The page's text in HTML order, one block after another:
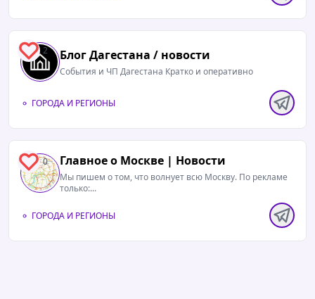
2 Блог Дагестана / новости
События и ЧП Дагестана Кратко и оперативно
ГОРОДА И РЕГИОНЫ
0 Главное о Москве | Новости
Мы пишем о том, что волнует всю Москву. По рекламе
только:...
ГОРОДА И РЕГИОНЫ